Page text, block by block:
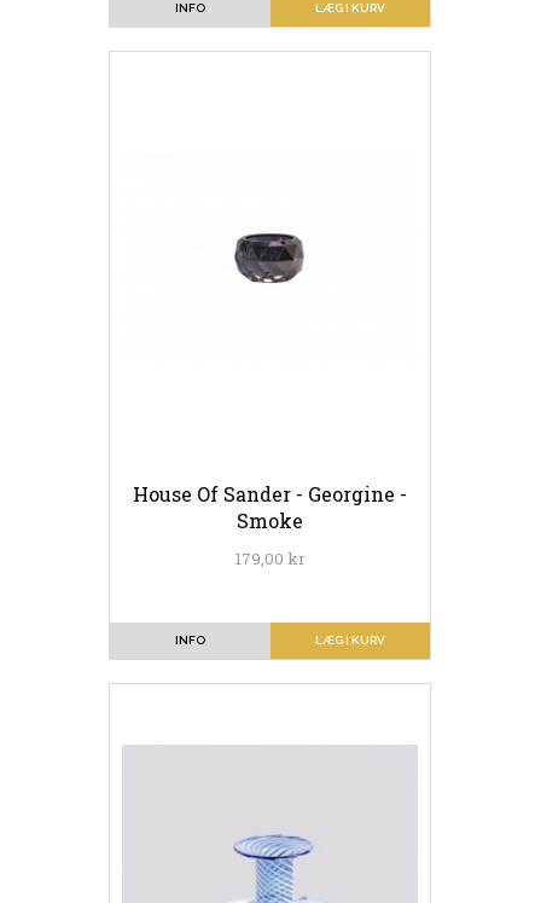
LÆG I KURV
INFO
House Of Sander - Georgine -
Smoke
179,00 kr
LÆG I KURV
INFO